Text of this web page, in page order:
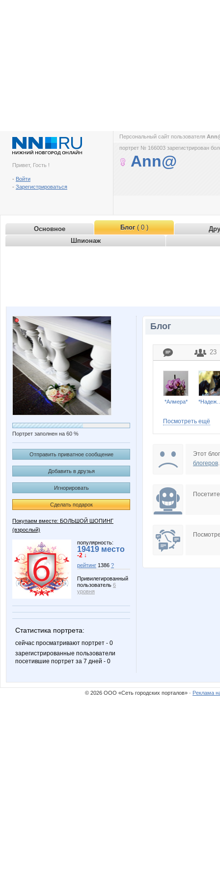
Привет, Гость !
- Войти
- Зарегистрироваться
Персональный сайт пользователя
портрет № 166003 зарегистрирован
Ann@
Основное Блог( 0 )
Шпионаж
Портрет заполнен на 60 %
Отправить приватное сообщение
Добавить в друзья
Игнорировать
Сделать подарок
Покупаем вместе: БОЛЬШОЙ ШОПИНГ
(взрослый)
популярность:
19419 место
-2 ↓
рейтинг 1386 ?
Привилегированный
пользователь 6
уровня
Статистика портрета:
сейчас просматривают портрет - 0
зарегистрированные пользователи
посетившие портрет за 7 дней - 0
Блог
23
*Алмера*
Katarin@
Lissa* Lonza
Посмотреть ещё
Этот
блогеров.
© 2026 ООО «Сеть городских порталов» · Реклама